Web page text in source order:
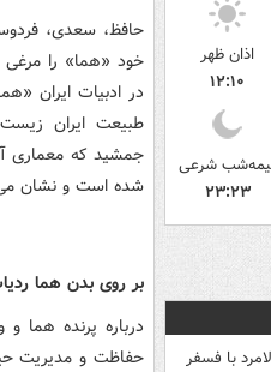
اذان ظهر
۱۲:۱۰
شرعی
۲۳:۲۳
با فسفر
حافظ، سعدی،
خود «هما» را مرغی
در ادبیات ایران
طبیعت ایران
شده است و نشان
بر روی بدن هما
درباره پرنده هما
حفاظت و مدیریت